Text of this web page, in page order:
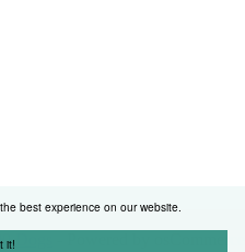
it!
best experience on our website.